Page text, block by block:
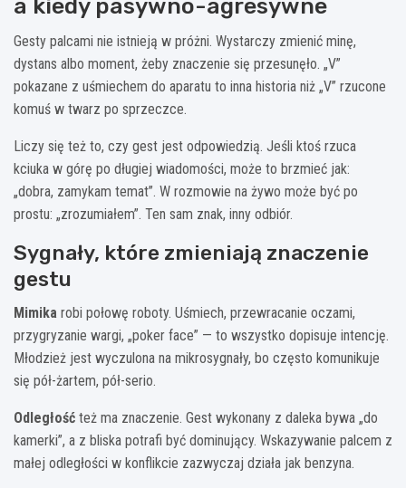
a kiedy pasywno-agresywne
Gesty palcami nie istnieją w próżni. Wystarczy zmienić minę,
dystans albo moment, żeby znaczenie się przesunęło. „V”
pokazane z uśmiechem do aparatu to inna historia niż „V” rzucone
komuś w twarz po sprzeczce.
Liczy się też to, czy gest jest odpowiedzią. Jeśli ktoś rzuca
kciuka w górę po długiej wiadomości, może to brzmieć jak:
„dobra, zamykam temat”. W rozmowie na żywo może być po
prostu: „zrozumiałem”. Ten sam znak, inny odbiór.
Sygnały, które zmieniają znaczenie
gestu
Mimika robi połowę roboty. Uśmiech, przewracanie oczami,
przygryzanie wargi, „poker face” — to wszystko dopisuje intencję.
Młodzież jest wyczulona na mikrosygnały, bo często komunikuje
się pół-żartem, pół-serio.
Odległość też ma znaczenie. Gest wykonany z daleka bywa „do
kamerki”, a z bliska potrafi być dominujący. Wskazywanie palcem z
małej odległości w konflikcie zazwyczaj działa jak benzyna.